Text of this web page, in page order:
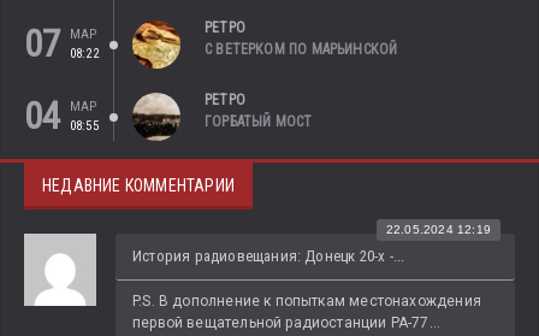
07
МАР
08:22
РЕТРО
С ВЕТЕРКОМ ПО МАРЬИНСКОЙ
04
МАР
08:55
РЕТРО
ГОРБАТЫЙ МОСТ
НЕДАВНИЕ КОММЕНТАРИИ
История радиовещания: Донецк 20-х -...
22.05.2024 12:19
P.S. В дополнение к попыткам местонахождения
первой вещательной радиостанции РА-77...